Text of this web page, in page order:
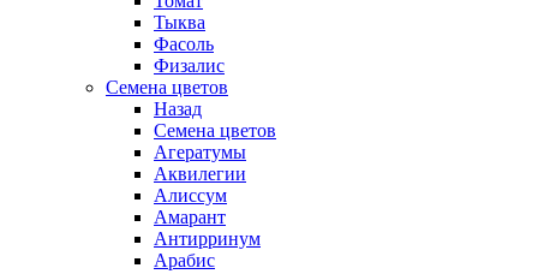
Тыква
Фасоль
Физалис
Семена цветов
Назад
Семена цветов
Агератумы
Аквилегии
Алиссум
Амарант
Антирринум
Арабис